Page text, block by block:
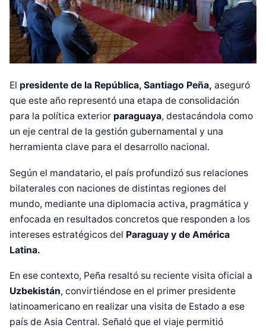
El presidente de la República, Santiago Peña, aseguró
que este año representó una etapa de consolidación
para la política exterior paraguaya, destacándola como
un eje central de la gestión gubernamental y una
herramienta clave para el desarrollo nacional.
Según el mandatario, el país profundizó sus relaciones
bilaterales con naciones de distintas regiones del
mundo, mediante una diplomacia activa, pragmática y
enfocada en resultados concretos que responden a los
intereses estratégicos del Paraguay y de América
Latina.
En ese contexto, Peña resaltó su reciente visita oficial a
Uzbekistán, convirtiéndose en el primer presidente
latinoamericano en realizar una visita de Estado a ese
país de Asia Central. Señaló que el viaje permitió